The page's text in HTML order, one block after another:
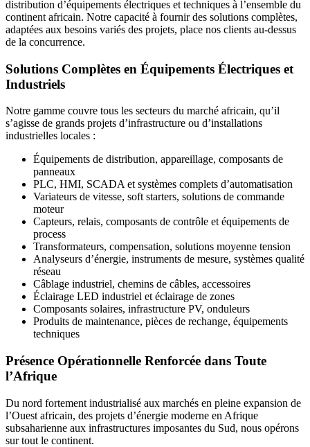
distribution d’équipements électriques et techniques à l’ensemble du
continent africain. Notre capacité à fournir des solutions complètes,
adaptées aux besoins variés des projets, place nos clients au-dessus
de la concurrence.
Solutions Complètes en Équipements Électriques et
Industriels
Notre gamme couvre tous les secteurs du marché africain, qu’il
s’agisse de grands projets d’infrastructure ou d’installations
industrielles locales :
Équipements de distribution, appareillage, composants de
panneaux
PLC, HMI, SCADA et systèmes complets d’automatisation
Variateurs de vitesse, soft starters, solutions de commande
moteur
Capteurs, relais, composants de contrôle et équipements de
process
Transformateurs, compensation, solutions moyenne tension
Analyseurs d’énergie, instruments de mesure, systèmes qualité
réseau
Câblage industriel, chemins de câbles, accessoires
Éclairage LED industriel et éclairage de zones
Composants solaires, infrastructure PV, onduleurs
Produits de maintenance, pièces de rechange, équipements
techniques
Présence Opérationnelle Renforcée dans Toute
l’Afrique
Du nord fortement industrialisé aux marchés en pleine expansion de
l’Ouest africain, des projets d’énergie moderne en Afrique
subsaharienne aux infrastructures imposantes du Sud, nous opérons
sur tout le continent.